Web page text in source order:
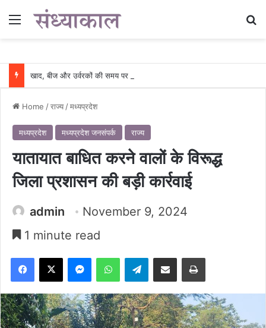
Menu
Home /राज्य /मध्यप्रदेश
मध्यप्रदेश मध्यप्रदेश जनसंपर्क राज्य
यातायात बाधित करने वालों के विरूद्ध
जिला प्रशासन की बड़ी कार्रवाई
admin
November 9, 2024
1 minute read
Facebook
X MessengerWhatsAppTelegramShare via Email Print